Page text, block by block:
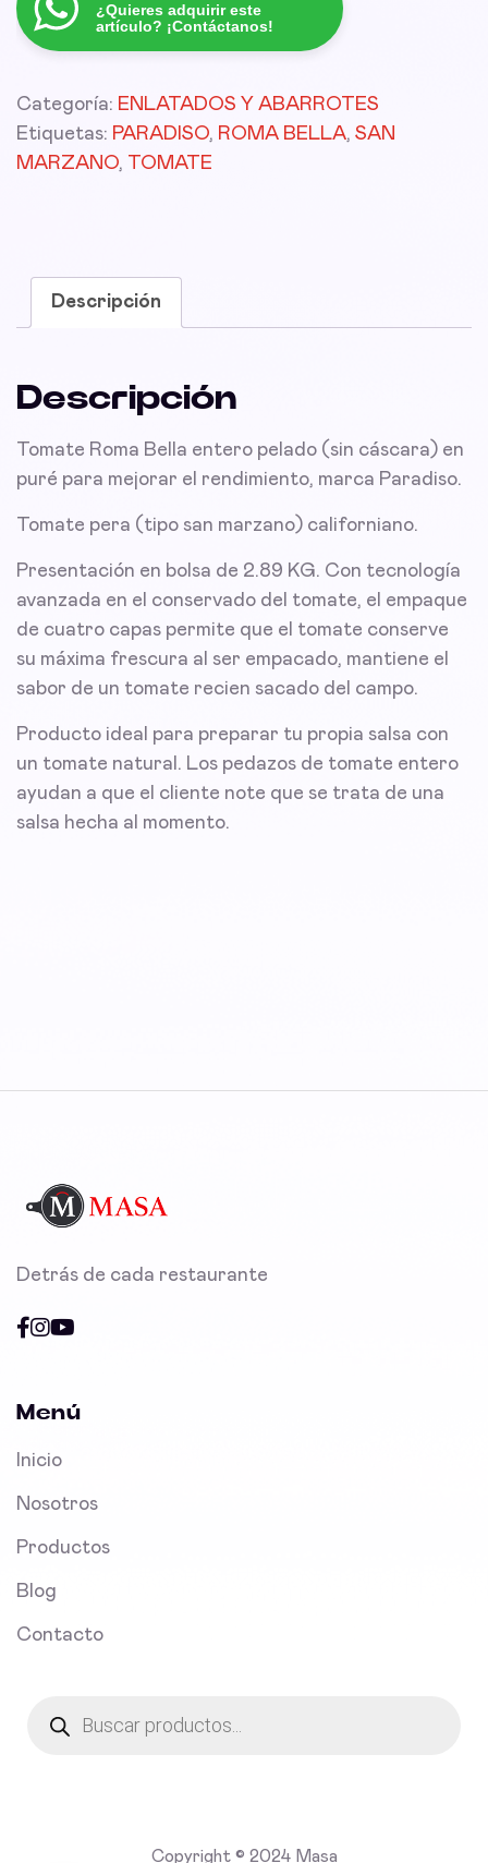
¿Quieres adquirir este
artículo? ¡Contáctanos!
Categoría: ENLATADOS Y ABARROTES
Etiquetas: PARADISO, ROMA BELLA, SAN
MARZANO, TOMATE
Descripción
Descripción
Tomate Roma Bella entero pelado (sin cáscara) en
puré para mejorar el rendimiento, marca Paradiso.
Tomate pera (tipo san marzano) californiano.
Presentación en bolsa de 2.89 KG. Con tecnología
avanzada en el conservado del tomate, el empaque
de cuatro capas permite que el tomate conserve
su máxima frescura al ser empacado, mantiene el
sabor de un tomate recien sacado del campo.
Producto ideal para preparar tu propia salsa con
un tomate natural. Los pedazos de tomate entero
ayudan a que el cliente note que se trata de una
salsa hecha al momento.
Detrás de cada restaurante
Menú
Inicio
Nosotros
Productos
Blog
Contacto
search
Copyright © 2024 Masa